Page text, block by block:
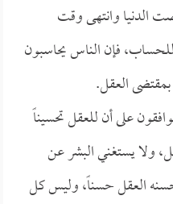
الدنيا وانتهى وقت
للحساب، فإن الناس يحاسبون
العقل.
على أن للعقل تحسيناً
ولا يستغني البشر عن
العقل حسناً، وليس كل